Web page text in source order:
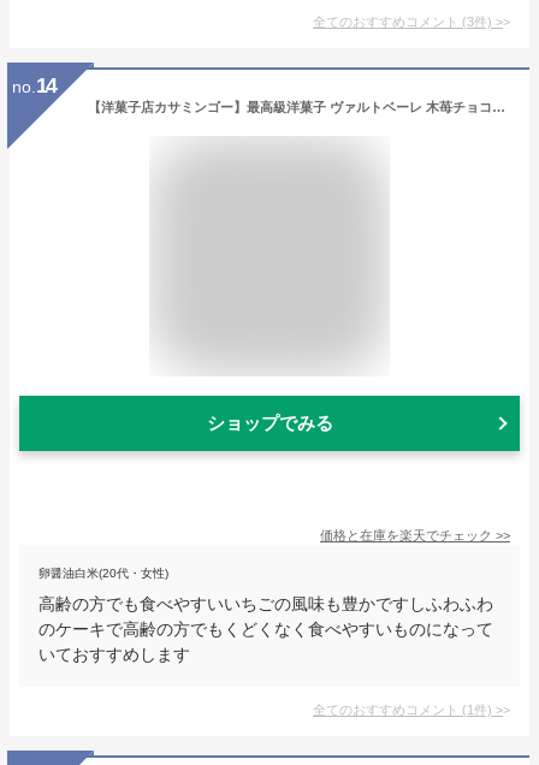
全てのおすすめコメント (3件) >
no. 14
【洋菓子店カサミンゴー】最高級洋菓子 ヴァルトベーレ 木苺チョコレートケーキ 送料無料 お取り寄せ スイーツ ケーキ プレゼント ギフト お菓子 ホールケーキ 誕生日 進学 成人 就職 昇進 新築 退職 叙勲 開業 周年 記念日 お祝い【あす楽16時まで】土日発送
ショップでみる
価格と在庫を楽天でチェック >>
卵醤油白米(20代・女性)
高齢の方でも食べやすいいちごの風味も豊かですしふわふわ
のケーキで高齢の方でもくどくなく食べやすいものになって
いておすすめします
全てのおすすめコメント (1件) >